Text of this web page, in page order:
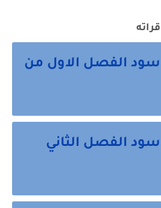
الفصل الاول من
الفصل الثاني